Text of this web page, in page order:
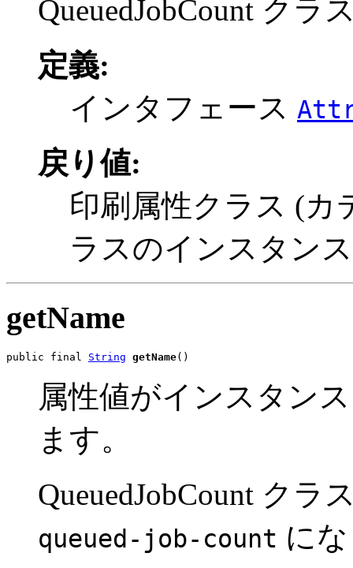
QueuedJobCount クラ
定義:
インタフェース
戻り値:
印刷属性クラス (カ
ラスのインスタンス
getName
public final String getName()
属性値がインスタン
ます。
QueuedJobCount ク
queued-job-count に